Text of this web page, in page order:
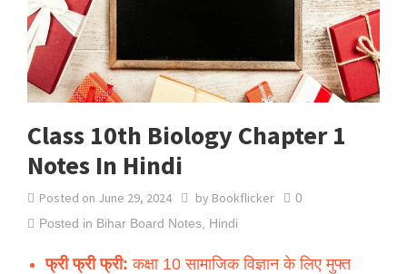
Class 10th Biology Chapter 1
Notes In Hindi
Posted on June 29, 2024 by Bookflicker
0
Posted in Bihar Board Notes Hindi
फ्री फ्री फ्री: कक्षा 10 सामाजिक विज्ञान के लिए मुफ्त